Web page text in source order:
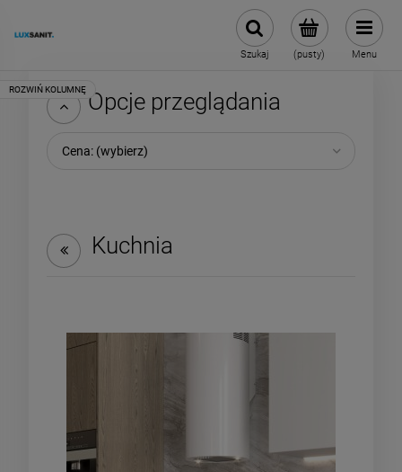
(pusty)
Szukaj Menu
Opcje przeglądania
Cena: (wybierz)
Kuchnia